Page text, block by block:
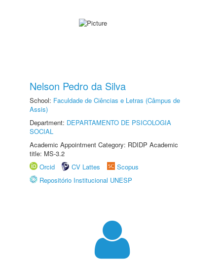
Nelson Pedro da Silva
School: Faculdade de Ciências e Letras (Câmpus de
Assis)
Department: DEPARTAMENTO DE PSICOLOGIA
SOCIAL
Academic Appointment Category: RDIDP Academic
title: MS-3.2
Orcid
CV Lattes
Scopus
Repositório Institucional UNESP